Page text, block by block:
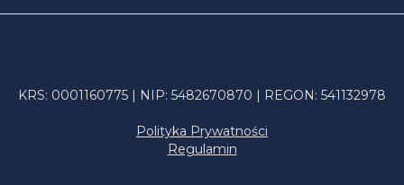
KRS: 0001160775 | NIP: 5482670870 | REGON: 541132978
Polityka Prywatności
Regulamin